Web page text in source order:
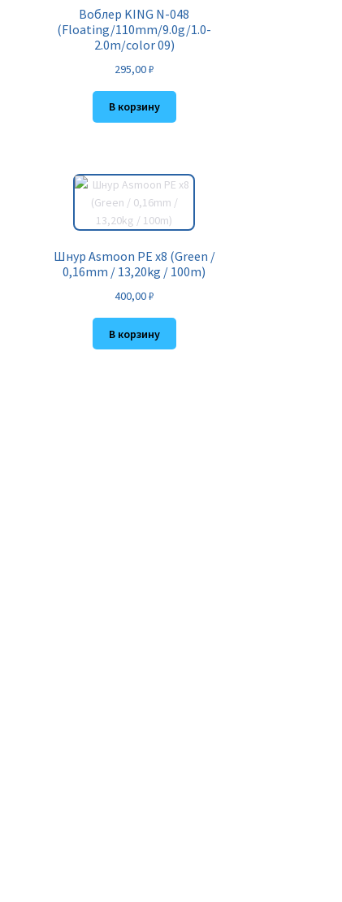
Воблер KING N-048
(Floating/110mm/9.0g/1.0-
2.0m/color 09)
295,00₽
В корзину
Шнур Asmoon PE x8 (Green /
0,16mm / 13,20kg / 100m)
400,00₽
В корзину